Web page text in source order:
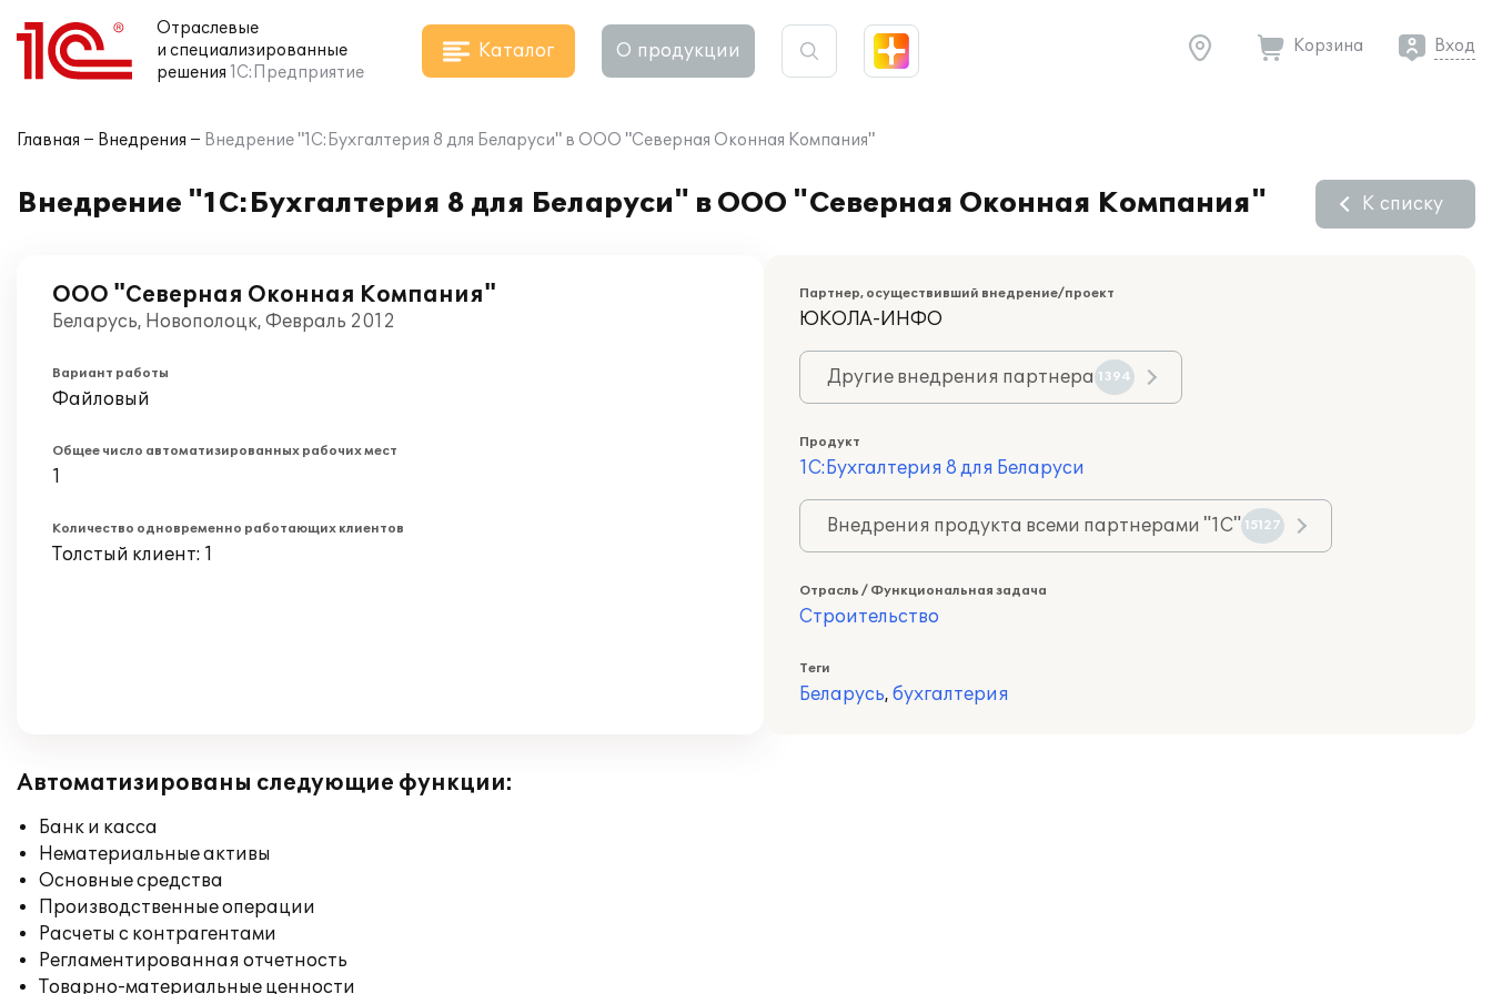
Отраслевые
и специализированные
решения 1С:Предприятие
Каталог О продукции Корзина Вход
Главная Внедрения Внедрение "1С:Бухгалтерия 8 для Беларуси" в ООО "Северная Оконная Компания"
Внедрение "1С:Бухгалтерия 8 для Беларуси" в ООО "Северная Оконная Компания" К списку
ООО "Северная Оконная Компания"
Беларусь, Новополоцк, Февраль 2012
Вариант работы
Файловый
Общее число автоматизированных рабочих мест
1
Количество одновременно работающих клиентов
Толстый клиент: 1
Партнер, осуществивший внедрение/проект
ЮКОЛА-ИНФО
Другие внедрения партнера 1394
Продукт
1С:Бухгалтерия 8 для Беларуси
Внедрения продукта всеми партнерами "1С" 15127
Отрасль / Функциональная задача
Строительство
Теги
Беларусь, бухгалтерия
Автоматизированы следующие функции:
Банк и касса
Нематериальные активы
Основные средства
Производственные операции
Расчеты с контрагентами
Регламентированная отчетность
Товарно-материальные ценности